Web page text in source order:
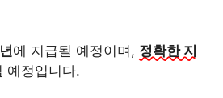
에 지급될 예정이며, 정확한 지
예정입니다.